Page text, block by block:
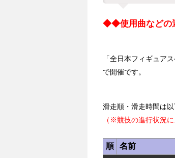
◆◆使用曲などの
「全日本フィギュア
で開催です。
滑走順・滑走時間は以
（※競技の進行状況に
順 名前